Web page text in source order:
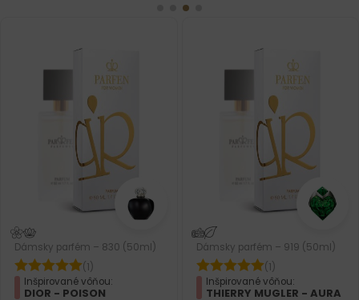
Dámsky parfém – 919 (50ml)
(1)
Inšpirované vôňou:
Dámsky parfém – 892 (50ml)
(2)
Inšpirované vôňou: